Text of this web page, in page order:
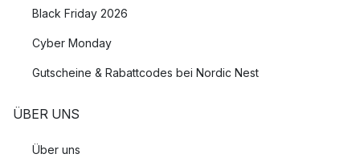
Black Friday 2026
Cyber Monday
Gutscheine & Rabattcodes bei Nordic Nest
ÜBER UNS
Über uns